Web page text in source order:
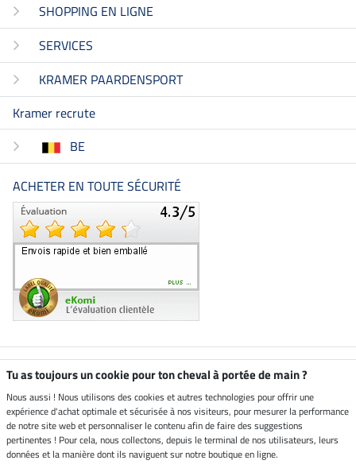
SHOPPING EN LIGNE
SERVICES
KRAMER PAARDENSPORT
Kramer recrute
BE
ACHETER EN TOUTE SÉCURITÉ
Boutique climatiquement
neutre
Livraison par
Tu as toujours un cookie pour ton cheval à portée de main ?
Nous aussi ! Nous utilisons des cookies et autres technologies pour offrir une
expérience d'achat optimale et sécurisée à nos visiteurs, pour mesurer la performance
de notre site web et personnaliser le contenu afin de faire des suggestions
pertinentes ! Pour cela, nous collectons, depuis le terminal de nos utilisateurs, leurs
données et la manière dont ils naviguent sur notre boutique en ligne.